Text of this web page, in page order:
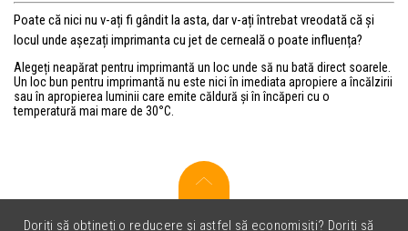
Poate că nici nu v-ați fi gândit la asta, dar v-ați întrebat vreodată că și
locul unde așezați imprimanta cu jet de cerneală o poate influența?
Alegeți neapărat pentru imprimantă un loc unde să nu bată direct soarele.
Un loc bun pentru imprimantă nu este nici în imediata apropiere a încălzirii
sau în apropierea luminii care emite căldură și în încăperi cu o
temperatură mai mare de 30°C.
Doriți să obțineți o reducere și astfel să economisiți? Doriți să